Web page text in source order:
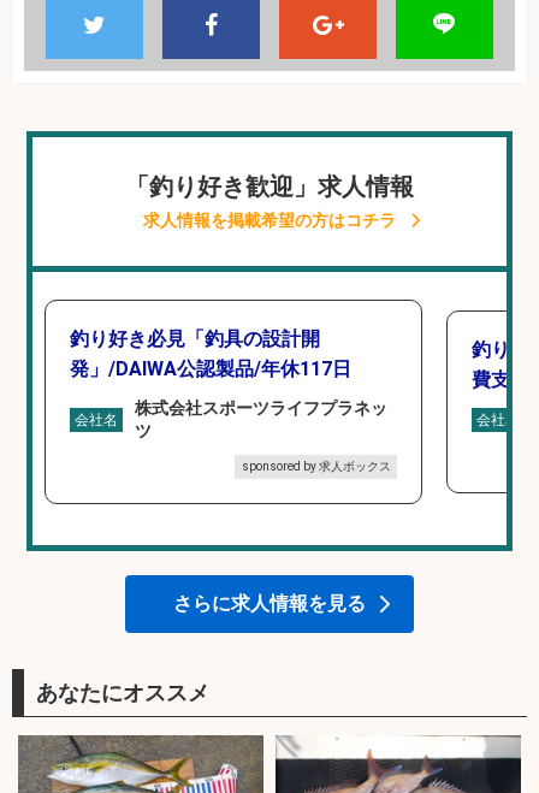
「釣り好き歓迎」求人情報
求人情報を掲載希望の方はコチラ
釣り好き必見「釣具の設計開
発」/DAIWA公認製品/年休117日
会社名
株式会社スポーツライフプラネッ
ツ
sponsored by 求人ボックス
釣り具
費支給
会社名
さらに求人情報を見る
あなたにオススメ